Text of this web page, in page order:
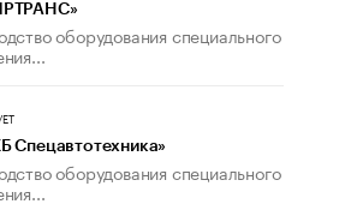
оборудования специального
Спецавтотехника»
оборудования специального